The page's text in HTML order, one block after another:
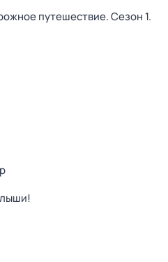
путешествие. Сезон 1.